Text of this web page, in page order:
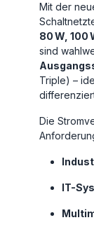
Mit der
80 W, 100
sind
Triple) –
Die
IT-